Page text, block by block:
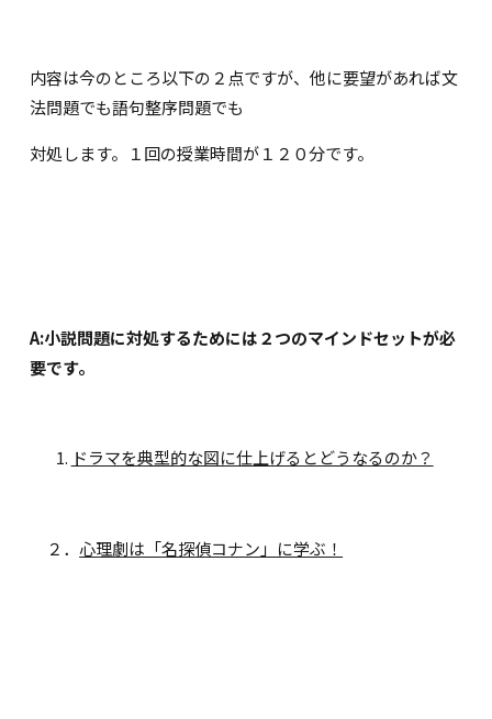
内容は今のところ以下の２点ですが、他に要望があれば文
法問題でも語句整序問題でも
対処します。１回の授業時間が１２０分です。
A:小説問題に対処するためには２つのマインドセットが必
要です。
ドラマを典型的な図に仕上げるとどうなるのか？
２．心理劇は「名探偵コナン」に学ぶ！